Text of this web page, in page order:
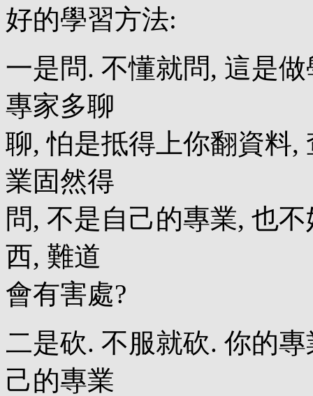
好的學習方法:
一是問. 不懂就問, 這是
專家多聊
聊, 怕是抵得上你翻資料,
業固然得
問, 不是自己的專業, 也
西, 難道
會有害處?
二是砍. 不服就砍. 你的
己的專業